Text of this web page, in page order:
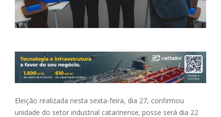
Eleição realizada nesta sexta-feira, dia 27, confirmou
unidade do setor industrial catarinense; posse será dia 22